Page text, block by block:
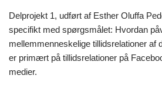
Delprojekt 1, udført af Esther Oluffa
specifikt med spørgsmålet: Hvordan
mellemmenneskelige tillidsrelationer af
er primært på tillidsrelationer på
medier.